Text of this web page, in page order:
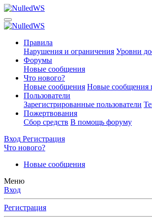
Правила
Нарушения и ограничения Уровни
Форумы
Новые сообщения
Что нового?
Новые сообщения Новые сообщения
Пользователи
Зарегистрированные пользователи
Пожертвования
Сбор средств В помощь форуму
Вход Регистрация
Что нового?
Новые сообщения
Меню
Вход
Регистрация